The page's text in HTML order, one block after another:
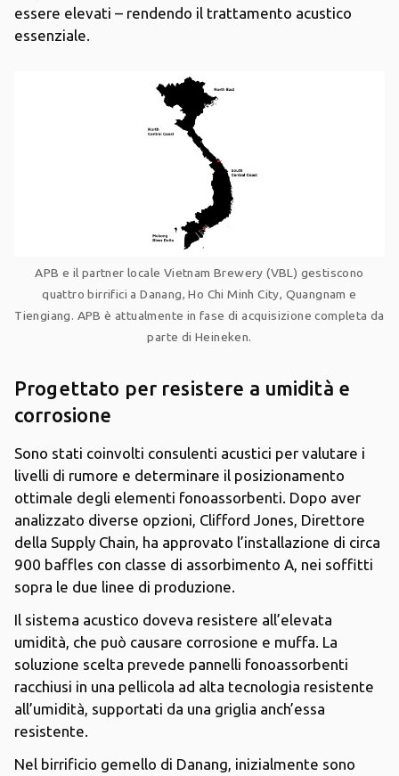
essere elevati – rendendo il trattamento acustico
essenziale.
APB e il partner locale Vietnam Brewery (VBL) gestiscono
quattro birrifici a Danang, Ho Chi Minh City, Quangnam e
Tiengiang. APB è attualmente in fase di acquisizione completa da
parte di Heineken.
Progettato per resistere a umidità e
corrosione
Sono stati coinvolti consulenti acustici per valutare i
livelli di rumore e determinare il posizionamento
ottimale degli elementi fonoassorbenti. Dopo aver
analizzato diverse opzioni, Clifford Jones, Direttore
della Supply Chain, ha approvato l’installazione di circa
900 baffles con classe di assorbimento A, nei soffitti
sopra le due linee di produzione.
Il sistema acustico doveva resistere all’elevata
umidità, che può causare corrosione e muffa. La
soluzione scelta prevede pannelli fonoassorbenti
racchiusi in una pellicola ad alta tecnologia resistente
all’umidità, supportati da una griglia anch’essa
resistente.
Nel birrificio gemello di Danang, inizialmente sono